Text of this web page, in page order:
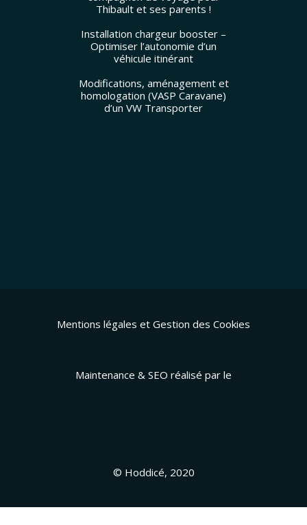
Thibault et ses parents !
Installation chargeur booster –
Optimiser l’autonomie d’un
véhicule itinérant
Modifications, aménagement et
homologation (VASP Caravane)
d’un VW Transporter
© Hoddicé, 2020
Mentions légales et Gestion des Cookies
Maintenance & SEO réalisé par le